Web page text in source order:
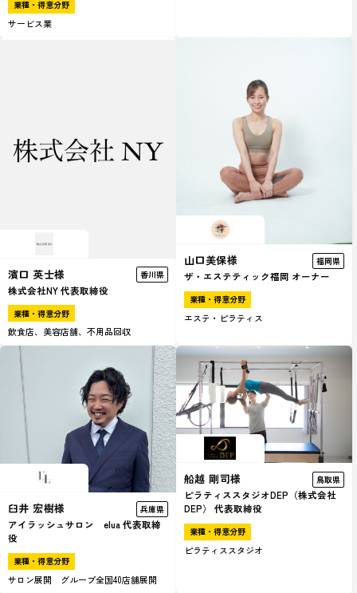
業種・得意分野
サービス業
濱口 英士様
株式会社NY 代表取締役
香川県
業種・得意分野
飲食店、美容店舗、不用品回収
山口美保様
ザ・エステティック福岡 オーナー
福岡県
業種・得意分野
エステ・ピラティス
臼井 宏樹様
アイラッシュサロン elua 代表取締
役
兵庫県
業種・得意分野
サロン展開 グループ全国40店舗展開
船越 剛司様
ピラティススタジオDEP（株式会社
DEP） 代表取締役
鳥取県
業種・得意分野
ピラティススタジオ